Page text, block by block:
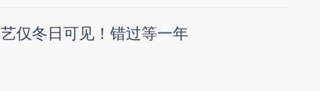
仅冬日可见！错过等一年